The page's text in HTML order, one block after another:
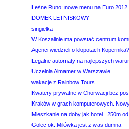
Leśne Runo: nowe menu na Euro 2012
DOMEK LETNISKOWY
singielka
W Koszalinie ma powstać centrum
Agenci wiedzieli o kłopotach Kopernika?
Legalne automaty na najlepszych
Uczelnia Almamer w Warszawie
wakacje z Rainbow Tours
Kwatery prywatne w Chorwacji bez
Kraków w grach komputerowych.
Mieszkanie na doby jak hotel . 250m
Golec ok..Milówka jest z was dumna